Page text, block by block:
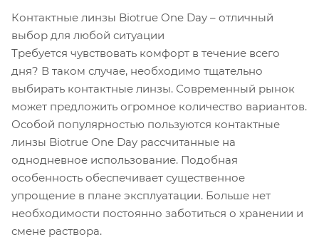
Контактные линзы Biotrue One Day – отличный
выбор для любой ситуации
Требуется чувствовать комфорт в течение всего
дня? В таком случае, необходимо тщательно
выбирать контактные линзы. Современный рынок
может предложить огромное количество вариантов.
Особой популярностью пользуются контактные
линзы Biotrue One Day рассчитанные на
однодневное использование. Подобная
особенность обеспечивает существенное
упрощение в плане эксплуатации. Больше нет
необходимости постоянно заботиться о хранении и
смене раствора.